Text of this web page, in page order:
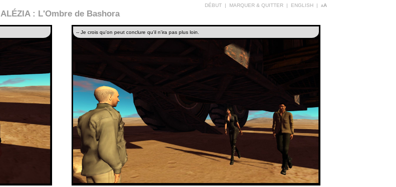
DÉBUT | MARQUER & QUITTER | ENGLISH | aA
ALÉZIA : L'Ombre de Bashora
-- Je crois qu'on peut conclure qu'il n'ira pas plus loin.